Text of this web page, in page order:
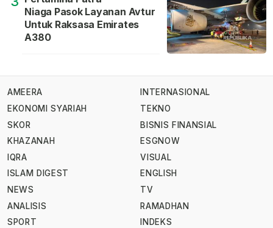
Niaga Pasok Layanan Avtur
Untuk Raksasa Emirates
A380
AMEERA
EKONOMI SYARIAH
SKOR
KHAZANAH
IQRA
ISLAM DIGEST
NEWS
ANALISIS
SPORT
INTERNASIONAL
TEKNO
BISNIS FINANSIAL
ESGNOW
VISUAL
ENGLISH
TV
RAMADHAN
INDEKS